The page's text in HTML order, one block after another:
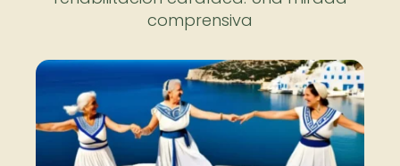
comprensiva